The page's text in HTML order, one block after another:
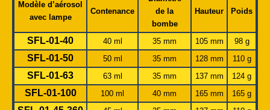
Modèle d’aérosol
avec lampe
Contenance
de la
bombe
Hauteur Poids
SFL-01-40 40 ml 35 mm 105 mm 98 g
SFL-01-50 50 ml 35 mm 128 mm 110 g
SFL-01-63 63 ml 35 mm 137 mm 124 g
SFL-01-100 100 ml 40 mm 165 mm 165 g